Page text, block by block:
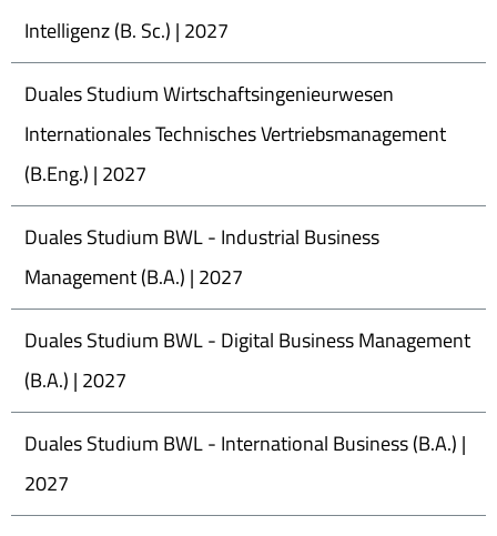
Intelligenz (B. Sc.) | 2027
Duales Studium Wirtschaftsingenieurwesen
Internationales Technisches Vertriebsmanagement
(B.Eng.) | 2027
Duales Studium BWL - Industrial Business
Management (B.A.) | 2027
Duales Studium BWL - Digital Business Management
(B.A.) | 2027
Duales Studium BWL - International Business (B.A.) |
2027